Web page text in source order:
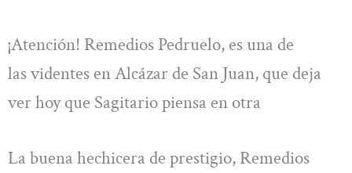
¡Atención! Remedios Pedruelo, es una de
las videntes en Alcázar de San Juan, que deja
ver hoy que Sagitario piensa en otra
La buena hechicera de prestigio, Remedios